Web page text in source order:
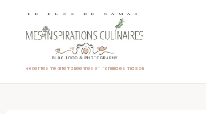
LE BLOG DE SAMAR
Recettes méditerranéennes et familiales maison